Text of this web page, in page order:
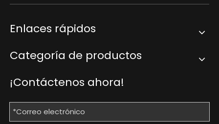
Enlaces rápidos
Categoría de productos
¡Contáctenos ahora!